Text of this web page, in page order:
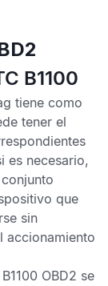
B1100
tiene como
tener el
es necesario,
que
sin
accionamiento
B1100 OBD2 se